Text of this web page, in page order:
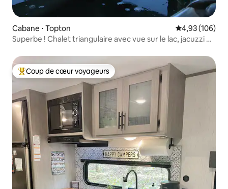
Cabane ⋅ Topton Évaluation
4,93 (106)
Superbe ! Chalet triangulaire avec vue sur le lac, jacuzzi et
Coups de cœur voyageurs les plus appréciés
Coup de cœur voyageurs